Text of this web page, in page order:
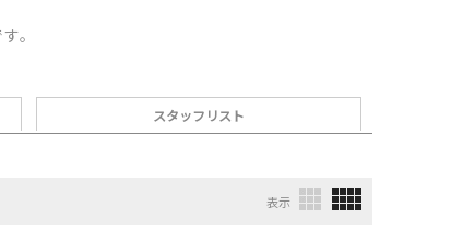
。
スタッフリスト
表示